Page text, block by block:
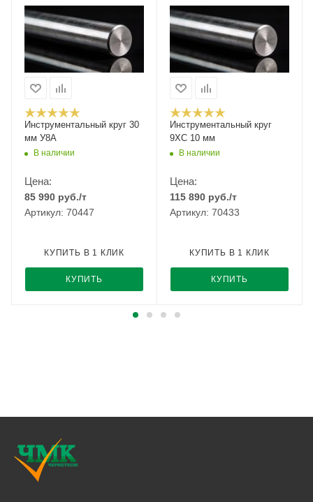
Инструментальный круг 30
мм У8А
В наличии
Цена:
85 990 руб./т
Артикул: 70447
КУПИТЬ
КУПИТЬ В 1 КЛИК
Инструментальный круг
9ХС 10 мм
В наличии
Цена:
115 890 руб./т
Артикул: 70433
КУПИТЬ
КУПИТЬ В 1 КЛИК